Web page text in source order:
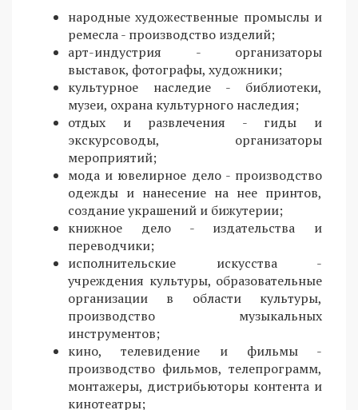
народные художественные промыслы и
ремесла - производство изделий;
арт-индустрия - организаторы
выставок, фотографы, художники;
культурное наследие - библиотеки,
музеи, охрана культурного наследия;
отдых и развлечения - гиды и
экскурсоводы, организаторы
мероприятий;
мода и ювелирное дело - производство
одежды и нанесение на нее принтов,
создание украшений и бижутерии;
книжное дело - издательства и
переводчики;
исполнительские искусства -
учреждения культуры, образовательные
организации в области культуры,
производство музыкальных
инструментов;
кино, телевидение и фильмы -
производство фильмов, телепрограмм,
монтажеры, дистрибьюторы контента и
кинотеатры;